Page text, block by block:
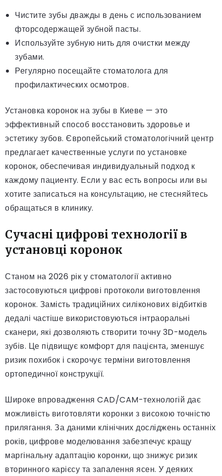
Чистите зубы дважды в день с использованием
фторсодержащей зубной пасты.
Используйте зубную нить для очистки между
зубами.
Регулярно посещайте стоматолога для
профилактических осмотров.
Установка коронок на зубы в Киеве — это
эффективный способ восстановить здоровье и
эстетику зубов. Європейський стоматологічний центр
предлагает качественные услуги по установке
коронок, обеспечивая индивидуальный подход к
каждому пациенту. Если у вас есть вопросы или вы
хотите записаться на консультацию, не стесняйтесь
обращаться в клинику.
Сучасні цифрові технології в
установці коронок
Станом на 2026 рік у стоматології активно
застосовуються цифрові протоколи виготовлення
коронок. Замість традиційних силіконових відбитків
дедалі частіше використовуються інтраоральні
сканери, які дозволяють створити точну 3D-модель
зубів. Це підвищує комфорт для пацієнта, зменшує
ризик похибок і скорочує терміни виготовлення
ортопедичної конструкції.
Широке впровадження CAD/CAM-технологій дає
можливість виготовляти коронки з високою точністю
прилягання. За даними клінічних досліджень останніх
років, цифрове моделювання забезпечує кращу
маргінальну адаптацію коронки, що знижує ризик
вторинного карієсу та запалення ясен. У деяких